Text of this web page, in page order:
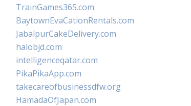
TrainGames365.com
BaytownEvaCationRentals.com
JabalpurCakeDelivery.com
halobjd.com
intelligenceqatar.com
PikaPikaApp.com
takecareofbusinessdfw.org
HamadaOfJapan.com